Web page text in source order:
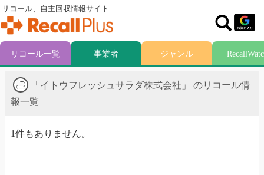
「イトウフレッシュサラダ株式会社」 のリコール情
報一覧
1件もありません。
リコール、自主回収情報サイト
リコール一覧 事業者 ジャンル